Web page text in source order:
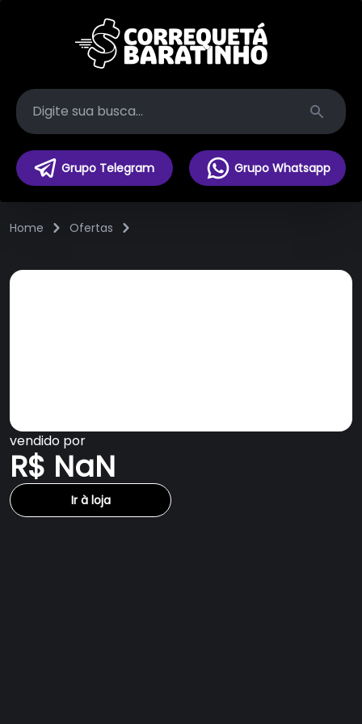
Search
Grupo Telegram Grupo Whatsapp
Home Ofertas
vendido por
R$ NaN
Ir à loja